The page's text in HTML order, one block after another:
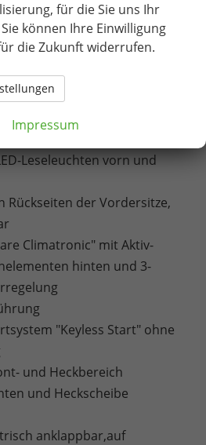
und verstaubar
zusätzlich,
als Taschenlampe nutzbar
in 2 Höhen einstellbar, für
Fixierelement
und
Leseleuchten vorn und
Rückseiten der Vordersitze,
Climatronic" mit Aktiv-
hinten und 3-
"Keyless Start" ohne
und Heckbereich
und Heckscheibe
anklappbar,auf
für die Sie uns Ihr
können Ihre Einwilligung
die Zukunft widerrufen.
Impressum